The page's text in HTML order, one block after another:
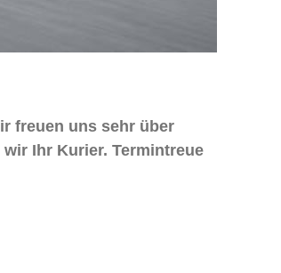
freuen uns sehr über
Ihr Kurier. Termintreue